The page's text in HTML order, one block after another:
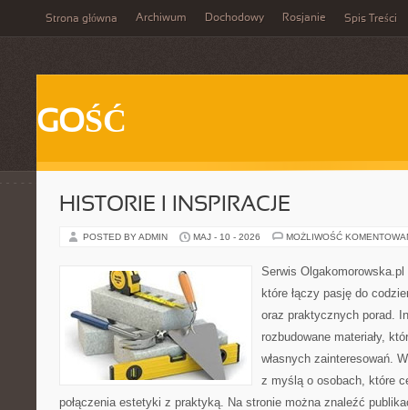
Strona główna Archiwum Dochodowy Rosjanie Spis Treści
GOŚĆ
HISTORIE I INSPIRACJE
POSTED BY ADMIN MAJ - 10 - 2026 MOŻLIWOŚĆ
Serwis
które łączy pasję do
oraz praktycznych porad.
rozbudowane materiały,
własnych zainteresowań.
z myślą o osobach, które
połączenia estetyki z praktyką. Na stronie można znaleźć